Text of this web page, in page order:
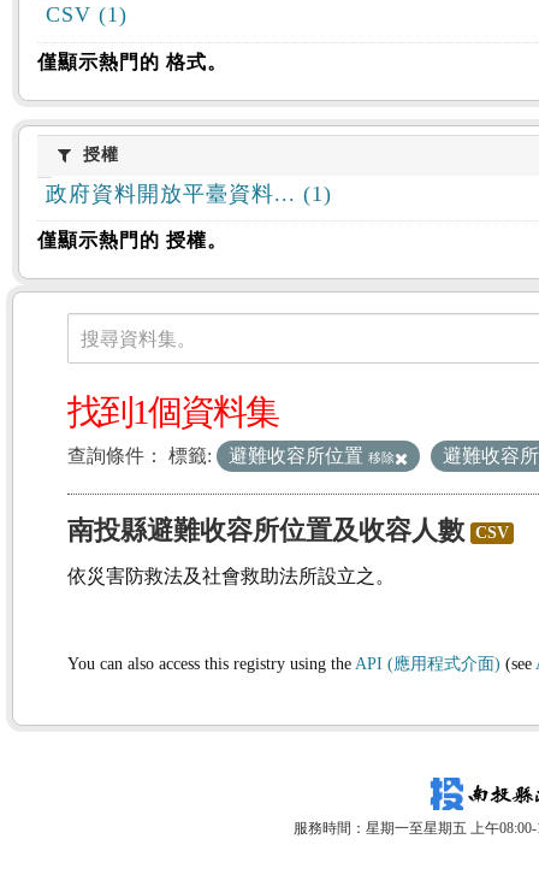
CSV (1)
僅顯示熱門的 格式。
授權授權
政府資料開放平臺資料... (1)
僅顯示熱門的 授權。
資料集
搜尋資料集。
找到1個資料集
查詢條件： 標籤: 避難收容所位置 移除 避難收容
南投縣避難收容所位置及收容人數 CSV
依災害防救法及社會救助法所設立之。
You can also access this registry using the API (應用程式介面) (see
服務時間：星期一至星期五 上午